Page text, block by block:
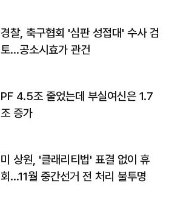
경찰, 축구협회 '심판 성접대' 수사 검
토…공소시효가 관건
PF 4.5조 줄었는데 부실여신은 1.7
조 증가
미 상원, '클래리티법' 표결 없이 휴
회…11월 중간선거 전 처리 불투명